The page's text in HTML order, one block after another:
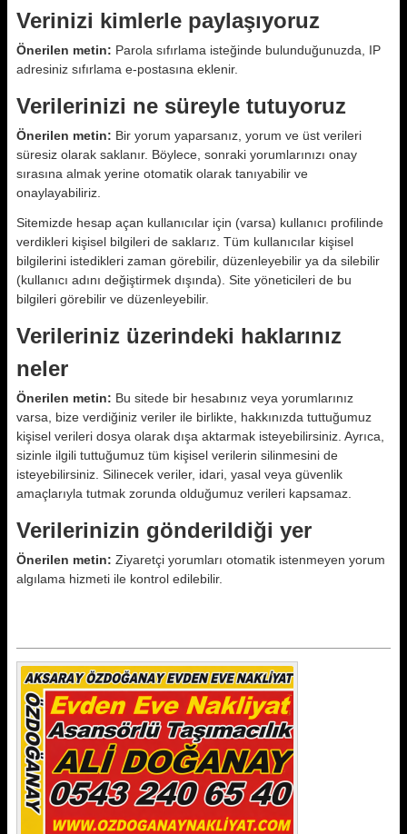
Verinizi kimlerle paylaşıyoruz
Önerilen metin: Parola sıfırlama isteğinde bulunduğunuzda, IP
adresiniz sıfırlama e-postasına eklenir.
Verilerinizi ne süreyle tutuyoruz
Önerilen metin: Bir yorum yaparsanız, yorum ve üst verileri
süresiz olarak saklanır. Böylece, sonraki yorumlarınızı onay
sırasına almak yerine otomatik olarak tanıyabilir ve
onaylayabiliriz.
Sitemizde hesap açan kullanıcılar için (varsa) kullanıcı profilinde
verdikleri kişisel bilgileri de saklarız. Tüm kullanıcılar kişisel
bilgilerini istedikleri zaman görebilir, düzenleyebilir ya da silebilir
(kullanıcı adını değiştirmek dışında). Site yöneticileri de bu
bilgileri görebilir ve düzenleyebilir.
Verileriniz üzerindeki haklarınız
neler
Önerilen metin: Bu sitede bir hesabınız veya yorumlarınız
varsa, bize verdiğiniz veriler ile birlikte, hakkınızda tuttuğumuz
kişisel verileri dosya olarak dışa aktarmak isteyebilirsiniz. Ayrıca,
sizinle ilgili tuttuğumuz tüm kişisel verilerin silinmesini de
isteyebilirsiniz. Silinecek veriler, idari, yasal veya güvenlik
amaçlarıyla tutmak zorunda olduğumuz verileri kapsamaz.
Verilerinizin gönderildiği yer
Önerilen metin: Ziyaretçi yorumları otomatik istenmeyen yorum
algılama hizmeti ile kontrol edilebilir.